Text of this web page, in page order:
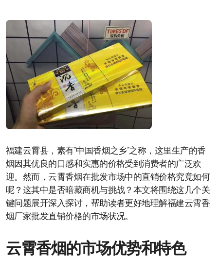
福建云霄县，素有“中国香烟之乡”之称，这里生产的香
烟因其优良的口感和实惠的价格受到消费者的广泛欢
迎。然而，云霄香烟在批发市场中的直销价格究竟如何
呢？这其中是否暗藏商机与挑战？本文将围绕这几个关
键问题展开深入探讨，帮助读者更好地理解福建云霄香
烟厂家批发直销价格的市场状况。
云霄香烟的市场优势和特色